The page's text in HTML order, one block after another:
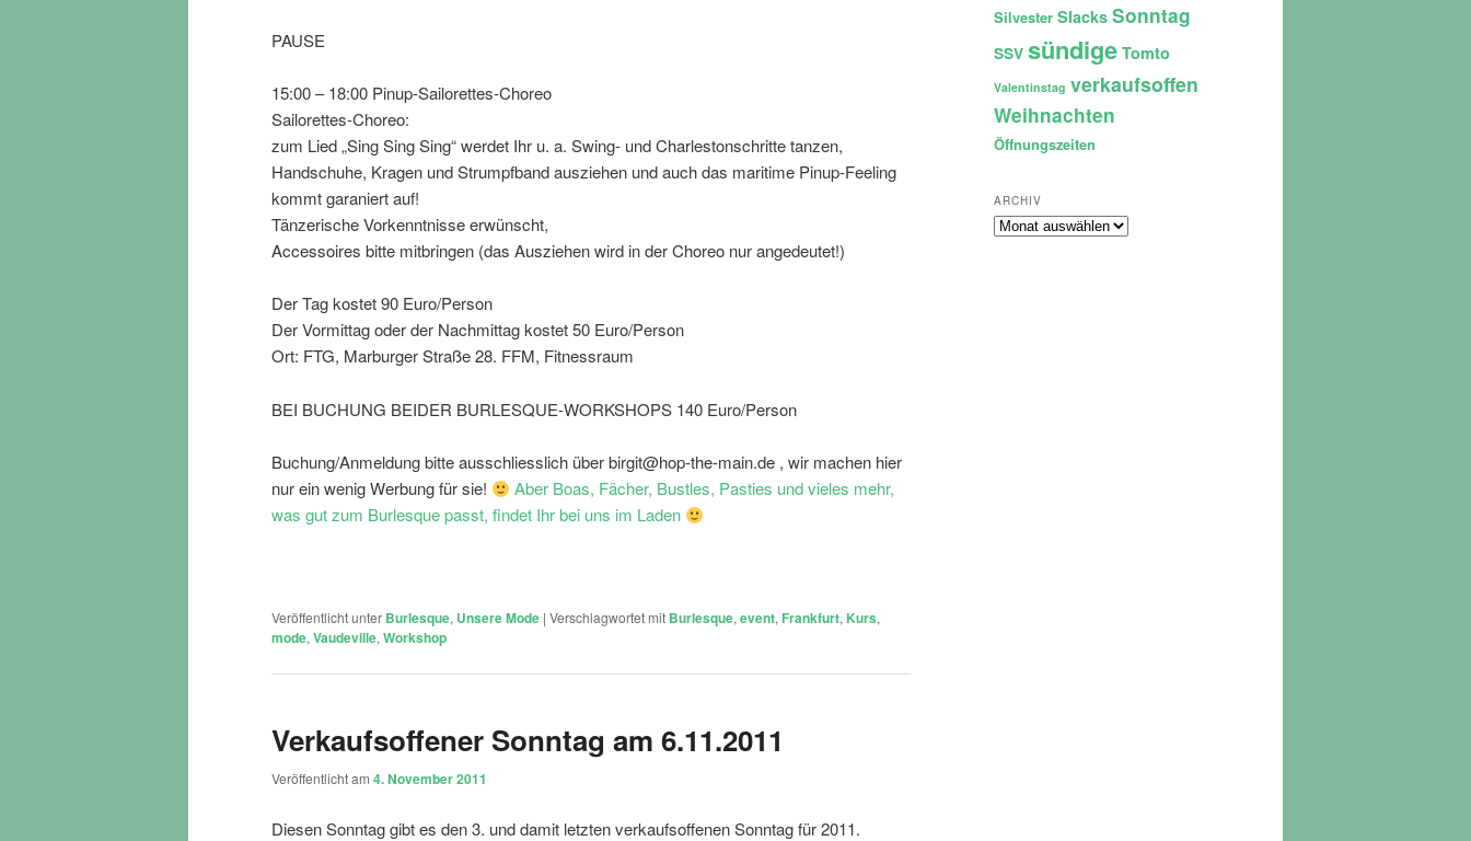
PAUSE
15:00 – 18:00 Pinup-Sailorettes-Choreo
Sailorettes-Choreo:
zum Lied „Sing Sing Sing“ werdet Ihr u. a. Swing- und Charlestonschritte tanzen,
Handschuhe, Kragen und Strumpfband ausziehen und auch das maritime Pinup-Feeling
kommt garaniert auf!
Tänzerische Vorkenntnisse erwünscht,
Accessoires bitte mitbringen (das Ausziehen wird in der Choreo nur angedeutet!)
Der Tag kostet 90 Euro/Person
Der Vormittag oder der Nachmittag kostet 50 Euro/Person
Ort: FTG, Marburger Straße 28. FFM, Fitnessraum
BEI BUCHUNG BEIDER BURLESQUE-WORKSHOPS 140 Euro/Person
Buchung/Anmeldung bitte ausschliesslich über birgit@hop-the-main.de , wir machen hier
nur ein wenig Werbung für sie!
Aber Boas, Fächer, Bustles, Pasties und vieles mehr,
was gut zum Burlesque passt, findet Ihr bei uns im Laden
Veröffentlicht unter Burlesque, Unsere Mode | Verschlagwortet mit Burlesque, event, Frankfurt, Kurs,
mode, Vaudeville, Workshop
Verkaufsoffener Sonntag am 6.11.2011
Veröffentlicht am 4. November 2011
Diesen Sonntag gibt es den 3. und damit letzten verkaufsoffenen Sonntag für 2011.
Silvester Slacks Sonntag
SSV sündige Tomto
Valentinstag verkaufsoffen
Weihnachten
Öffnungszeiten
ARCHIV
Archiv